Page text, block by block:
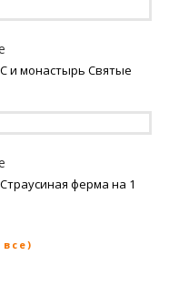
и монастырь Святые
ферма на 1